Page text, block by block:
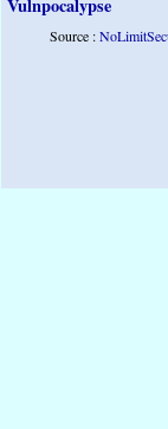
Vulnpocalypse
			Source :